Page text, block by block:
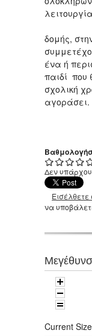
δομής,
ένα ή
παιδί που
σχολική
αγοράσει.
Δεν
να
Current